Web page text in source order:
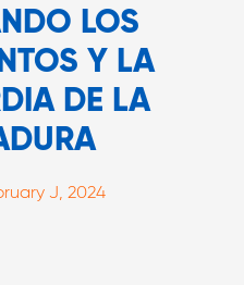
LOS
Y LA
DE LA
J, 2024